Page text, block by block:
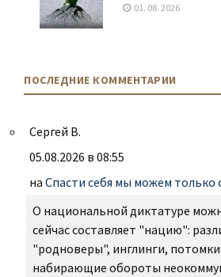
01. 08. 2026
ПОСЛЕДНИЕ КОММЕНТАРИИ
Сергей В.
05.08.2026 в 08:55
на Спасти себя мы можем только
О национальной диктатуре
сейчас составляет "нацию":
"родноверы", инглинги,
набирающие обороты